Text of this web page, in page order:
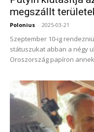
megszállt
Polonius - 2025-03-21
Szeptember 10-ig
státuszukat abban a négy
Oroszország papíron